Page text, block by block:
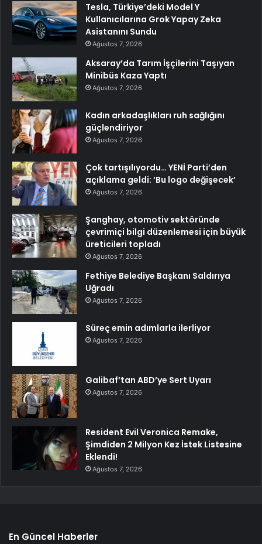
Tesla, Türkiye’deki Model Y
Kullanıcılarına Grok Yapay Zeka
Asistanını Sundu
Ağustos 7, 2026
Aksaray’da Tarım İşçilerini Taşıyan
Minibüs Kaza Yaptı
Ağustos 7, 2026
Kadın arkadaşlıkları ruh sağlığını
güçlendiriyor
Ağustos 7, 2026
Çok tartışılıyordu… YENİ Parti’den
açıklama geldi: ‘Bu logo değişecek’
Ağustos 7, 2026
Şanghay, otomotiv sektöründe
çevrimiçi bilgi düzenlemesi için büyük
üreticileri topladı
Ağustos 7, 2026
Fethiye Belediye Başkanı Saldırıya
Uğradı
Ağustos 7, 2026
Süreç emin adımlarla ilerliyor
Ağustos 7, 2026
Galibaf’tan ABD’ye Sert Uyarı
Ağustos 7, 2026
Resident Evil Veronica Remake,
Şimdiden 2 Milyon Kez İstek Listesine
Eklendi!
Ağustos 7, 2026
En Güncel Haberler